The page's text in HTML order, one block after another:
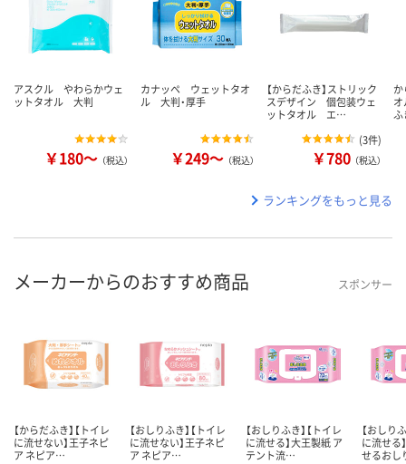
アスクル やわらかウェ
ットタオル 大判
￥180～ （税込）
カナッペ ウェットタオ
ル 大判・厚手
￥249～ （税込）
【からだふき】ストリック
スデザイン 個包装ウェ
ットタオル エ…
(3件)
￥780 （税込）
ランキングをもっと見る
メーカーからのおすすめ商品 スポンサー
【からだふき】【トイレ
に流せない】王子ネピ
ア ネピア…
【おしりふき】【トイレ
に流せない】王子ネピ
ア ネピア…
【おしりふき】【トイレ
に流せる】大王製紙 ア
テント流…
【おしり
に流せる
せるお